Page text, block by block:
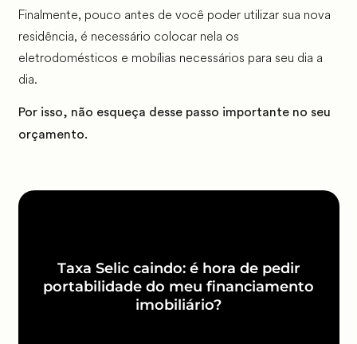
Finalmente, pouco antes de você poder utilizar sua nova
residência, é necessário colocar nela os
eletrodomésticos e mobílias necessários para seu dia a
dia.
Por isso, não esqueça desse passo importante no seu
orçamento.
Taxa Selic caindo: é hora de pedir
portabilidade do meu financiamento
imobiliário?